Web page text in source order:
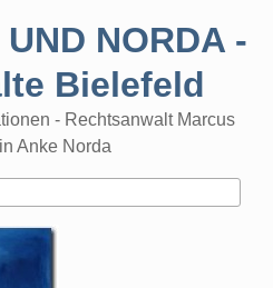
NORDA -
Bielefeld
- Rechtsanwalt Marcus
Anke Norda